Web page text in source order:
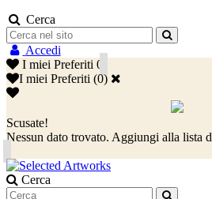
Cerca
Accedi
I miei Preferiti 0
I miei Preferiti (0)
Scusate!
Nessun dato trovato. Aggiungi alla lista
Cerca